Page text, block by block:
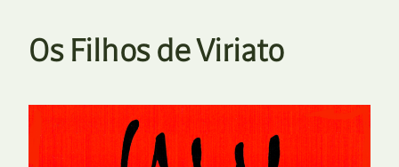
Os Filhos de Viriato